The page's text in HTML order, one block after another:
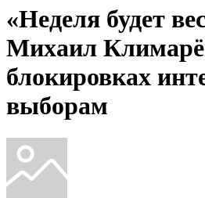
«Неделя будет
Михаил
блокировках
выборам